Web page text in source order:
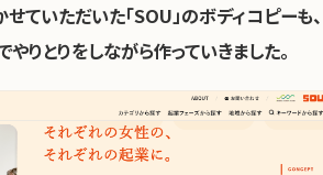
ていただいた「SOU」のボディコピーも、
やりとりをしながら作っていきました。